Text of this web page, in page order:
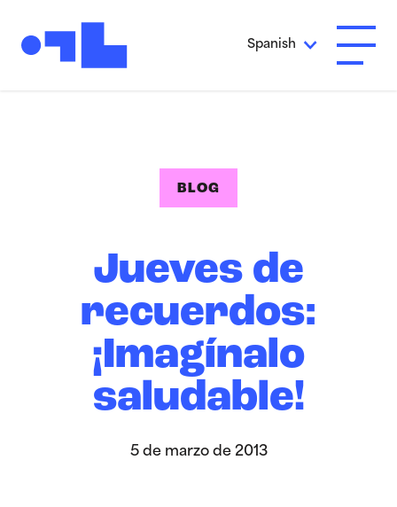
Spanish Abrir
BLOG
Jueves de
recuerdos:
¡Imagínalo
saludable!
5 de marzo de 2013